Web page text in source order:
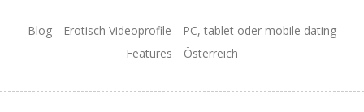
Blog Erotisch Videoprofile
PC, tablet oder mobile dating
Features
Österreich